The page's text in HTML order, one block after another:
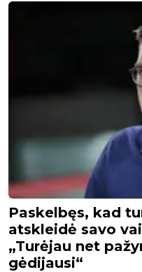
Paskelbęs, kad
atskleidė savo
„Turėjau net
gėdijausi“